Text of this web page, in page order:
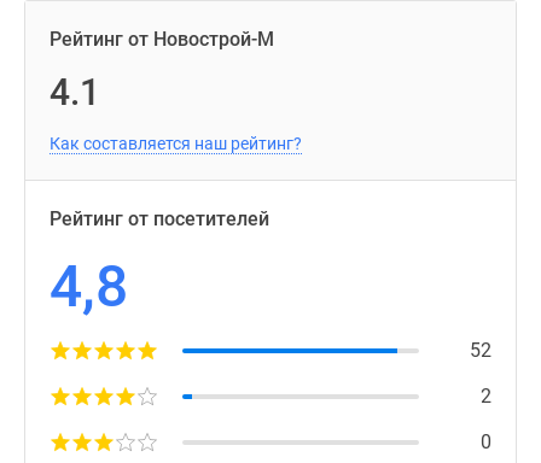
Рейтинг от Новострой-М
4.1
Как составляется наш рейтинг?
Рейтинг от посетителей
4,8
52
2
0